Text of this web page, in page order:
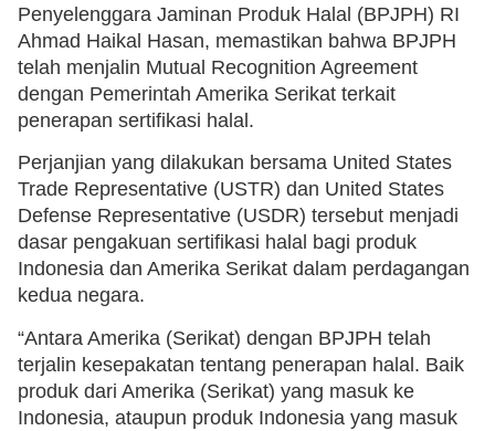
Penyelenggara Jaminan Produk Halal (BPJPH) RI
Ahmad Haikal Hasan, memastikan bahwa BPJPH
telah menjalin Mutual Recognition Agreement
dengan Pemerintah Amerika Serikat terkait
penerapan sertifikasi halal.
Perjanjian yang dilakukan bersama United States
Trade Representative (USTR) dan United States
Defense Representative (USDR) tersebut menjadi
dasar pengakuan sertifikasi halal bagi produk
Indonesia dan Amerika Serikat dalam perdagangan
kedua negara.
“Antara Amerika (Serikat) dengan BPJPH telah
terjalin kesepakatan tentang penerapan halal. Baik
produk dari Amerika (Serikat) yang masuk ke
Indonesia, ataupun produk Indonesia yang masuk